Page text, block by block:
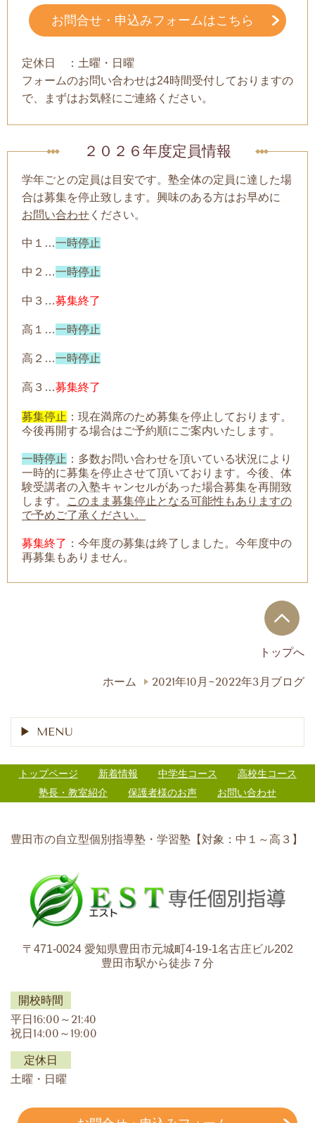
お問合せ・申込みフォームはこちら
定休日 ：土曜・日曜
フォームのお問い合わせは24時間受付しておりますの
で、まずはお気軽にご連絡ください。
２０２６年度定員情報
学年ごとの定員は目安です。塾全体の定員に達した場
合は募集を停止致します。興味のある方はお早めに
お問い合わせ ください。
中１…一時停止
中２…一時停止
中３…募集終了
高１…一時停止
高２…一時停止
高３…募集終了
募集停止 ：現在満席のため募集を停止しております。
今後再開する場合はご予約順にご案内いたします。
一時停止 ： 多数お問い合わせを頂いている状況により
一時的に募集を停止させて頂いております。今後、体
験受講者の入塾キャンセルがあった場合募集を再開致
します。
このまま募集停止となる可能性もありますの
で予めご了承ください。
募集終了 ：今年度の募集は終了しました。今年度中の
再募集もありません。
トップへ
ホーム 2021年10月~2022年3月ブログ
MENU
トップページ 新着情報 中学生コース
高校生コース
塾長・教室紹介
保護者様のお声 お問い合わせ
豊田市の自立型個別指導塾・学習塾【対象：中１～高３】
〒471-0024 愛知県豊田市元城町4-19-1名古庄ビル202
豊田市駅から徒歩７分
開校時間
平日16:00～21:40
祝日14:00～19:00
定休日
土曜・日曜